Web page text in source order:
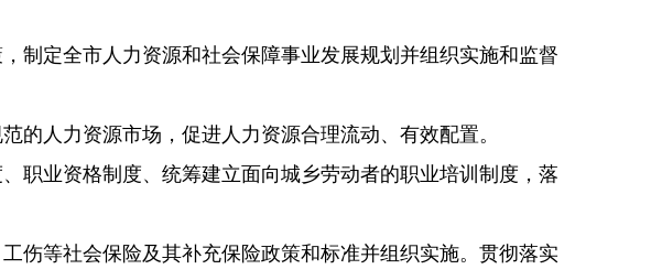
定全市人力资源和社会保障事业发展规划并组织实施和监督
人力资源市场，促进人力资源合理流动、有效配置。
业资格制度、统筹建立面向城乡劳动者的职业培训制度，落
等社会保险及其补充保险政策和标准并组织实施。贯彻落实